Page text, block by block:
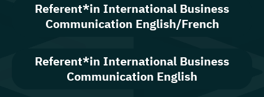
Referent*in International Business
Communication English/French
Referent*in International Business
Communication English